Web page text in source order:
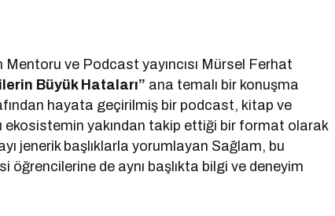
ve Podcast yayıncısı Mürsel Ferhat
Büyük Hataları” ana temalı bir konuşma
hayata geçirilmiş bir podcast, kitap ve
yakından takip ettiği bir format olarak
jenerik başlıklarla yorumlayan Sağlam, bu
de aynı başlıkta bilgi ve deneyim